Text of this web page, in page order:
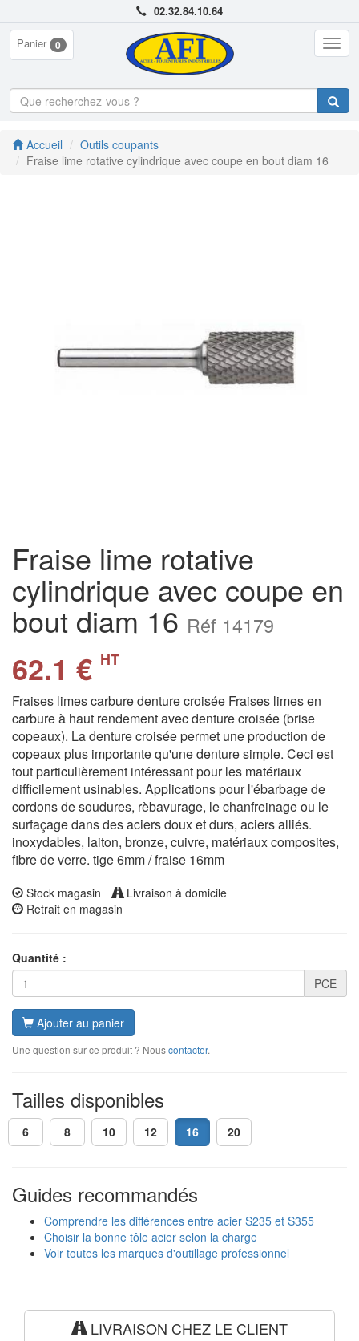
02.32.84.10.64
Panier 0
Accueil
Outils coupants
Fraise lime rotative cylindrique avec coupe en bout diam 16
Fraise lime rotative
cylindrique avec coupe en
bout diam 16 Réf 14179
62.1 € HT
Fraises limes carbure denture croisée Fraises limes en
carbure à haut rendement avec denture croisée (brise
copeaux). La denture croisée permet une production de
copeaux plus importante qu'une denture simple. Ceci est
tout particulièrement intéressant pour les matériaux
difficilement usinables. Applications pour l'ébarbage de
cordons de soudures, rèbavurage, le chanfreinage ou le
surfaçage dans des aciers doux et durs, aciers alliés.
inoxydables, laiton, bronze, cuivre, matériaux composites,
fibre de verre. tige 6mm / fraise 16mm
Stock magasin
Livraison à domicile
Retrait en magasin
Quantité :
PCE
Ajouter au panier
Une question sur ce produit ? Nouscontacter.
Tailles disponibles
6 8 10 12 16 20
Guides recommandés
Comprendre les différences entre acier S235 et S355
Choisir la bonne tôle acier selon la charge
Voir toutes les marques d'outillage professionnel
LIVRAISON CHEZ LE CLIENT